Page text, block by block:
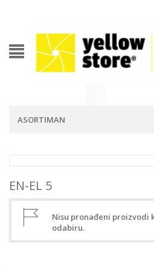
ASORTIMAN
EN-EL 5
Nisu pronađeni proizvodi
odabiru.